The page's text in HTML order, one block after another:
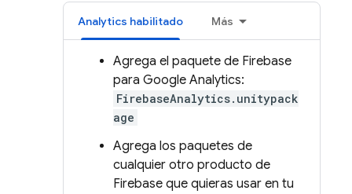
Analytics habilitado Más
Agrega el paquete de Firebase
para Google Analytics:
FirebaseAnalytics.unitypack
age
Agrega los paquetes de
cualquier otro producto de
Firebase que quieras usar en tu